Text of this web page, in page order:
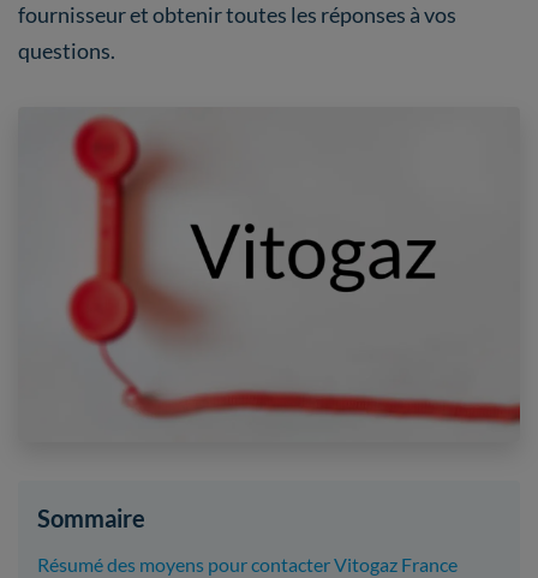
fournisseur et obtenir toutes les réponses à vos
questions.
Sommaire
Résumé des moyens pour contacter Vitogaz France